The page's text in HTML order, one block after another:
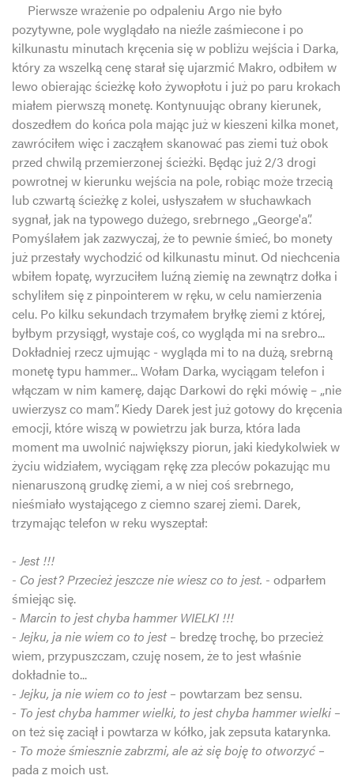
Pierwsze wrażenie po odpaleniu Argo nie było
pozytywne, pole wyglądało na nieźle zaśmiecone i po
kilkunastu minutach kręcenia się w pobliżu wejścia i Darka,
który za wszelką cenę starał się ujarzmić Makro, odbiłem w
lewo obierając ścieżkę koło żywopłotu i już po paru krokach
miałem pierwszą monetę. Kontynuując obrany kierunek,
doszedłem do końca pola mając już w kieszeni kilka monet,
zawróciłem więc i zacząłem skanować pas ziemi tuż obok
przed chwilą przemierzonej ścieżki. Będąc już 2/3 drogi
powrotnej w kierunku wejścia na pole, robiąc może trzecią
lub czwartą ścieżkę z kolei, usłyszałem w słuchawkach
sygnał, jak na typowego dużego, srebrnego „George'a”.
Pomyślałem jak zazwyczaj, że to pewnie śmieć, bo monety
już przestały wychodzić od kilkunastu minut. Od niechcenia
wbiłem łopatę, wyrzuciłem luźną ziemię na zewnątrz dołka i
schyliłem się z pinpointerem w ręku, w celu namierzenia
celu. Po kilku sekundach trzymałem bryłkę ziemi z której,
byłbym przysiągł, wystaje coś, co wygląda mi na srebro...
Dokładniej rzecz ujmując - wygląda mi to na dużą, srebrną
monetę typu hammer... Wołam Darka, wyciągam telefon i
włączam w nim kamerę, dając Darkowi do ręki mówię – „nie
uwierzysz co mam”. Kiedy Darek jest już gotowy do kręcenia
emocji, które wiszą w powietrzu jak burza, która lada
moment ma uwolnić największy piorun, jaki kiedykolwiek w
życiu widziałem, wyciągam rękę zza pleców pokazując mu
nienaruszoną grudkę ziemi, a w niej coś srebrnego,
nieśmiało wystającego z ciemno szarej ziemi. Darek,
trzymając telefon w reku wyszeptał:
- Jest !!!
- Co jest? Przecież jeszcze nie wiesz co to jest. - odparłem
śmiejąc się.
- Marcin to jest chyba hammer WIELKI !!!
- Jejku, ja nie wiem co to jest – bredzę trochę, bo przecież
wiem, przypuszczam, czuję nosem, że to jest właśnie
dokładnie to...
- Jejku, ja nie wiem co to jest – powtarzam bez sensu.
- To jest chyba hammer wielki, to jest chyba hammer wielki –
on też się zaciął i powtarza w kółko, jak zepsuta katarynka.
- To może śmiesznie zabrzmi, ale aż się boję to otworzyć –
pada z moich ust.